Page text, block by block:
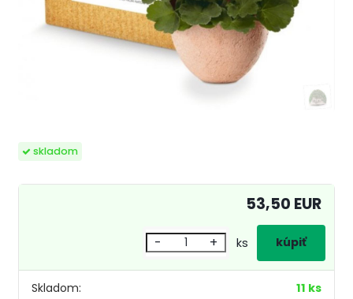
skladom
Skladom: 11 ks
53,50 EUR
- + ks